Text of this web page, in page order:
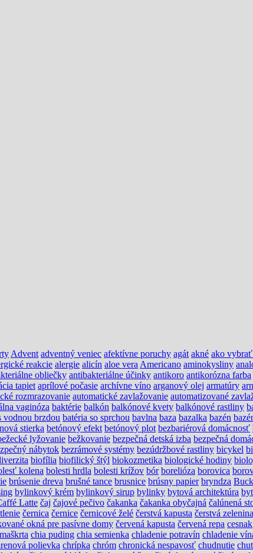
Advent adventný veniec afektívne poruchy agát akné ako
reakcie alergie alicín aloe vera Americano aminokysliny
obliečky antibakteriálne účinky antikoro antikorózna farba
tapiet aprílové počasie archívne víno arganový olej armatúry
rozmrazovanie automatické zavlažovanie automatizované
vaginóza baktérie balkón balkónové kvety balkónové rastliny
vodnou brzdou batéria so sprchou bavlna baza bazalka bazén
stierka betónový efekt betónový plot bezbariérová domácnosť
lyžovanie bežkovanie bezpečná detská izba bezpečná
nábytok bezrámové systémy bezúdržbové rastliny bicykel
biofília biofilický štýl biokozmetika biologické hodiny
kolena bolesti hrdla bolesti krížov bór borelióza borovica
brúsenie dreva brušné tance brusnice brúsny papier bryndza
bylinkový krém bylinkový sirup bylinky bytová architektúra
Latte čaj čajové pečivo čakanka čakanka obyčajná čalúnená
černica černice černicové želé čerstvá kapusta čerstvá zelenina
okná pre pasívne domy červená kapusta červená repa cesnak
chia puding chia semienka chladenie potravín chladenie
polievka chrípka chróm chronická nespavosť chudnutie